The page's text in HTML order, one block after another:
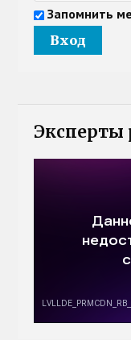
Запомнить